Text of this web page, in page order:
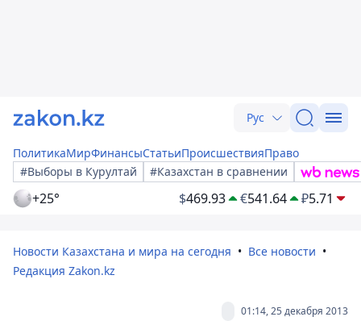
Рус
ПолитикаМирФинансыСтатьиПроисшествияПраво
#Выборы в Курултай
#Казахстан в сравнении
+25° $469.93 €541.64 ₽5.71
Новости Казахстана и мира на сегодня
Все новости
Редакция Zakon.kz
01:14, 25 декабря 2013